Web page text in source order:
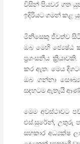
විසින් පියවර ගත
ඉදිරියට ගමන් කළ
මිනිසෙකු ජීවත්ව
ඔබ මෙහි ජ්‍යෙෂ්ඨ
ප්‍රශංසනීය
කර ඇත. මෙය
ඔබ ගන්නා
සදහටම ඇතැයි
මෙම අවස්ථාවට
එස්.සුරේන්, උතුරු
සහකාර අධ්‍යක්ෂ